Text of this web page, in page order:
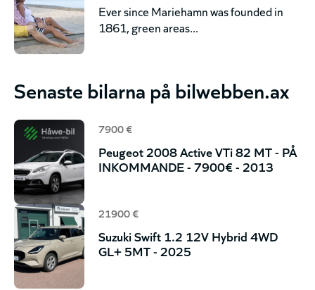
Ever since Mariehamn was founded in
1861, green areas...
Senaste bilarna på bilwebben.ax
7900 €
Peugeot 2008 Active VTi 82 MT - PÅ
INKOMMANDE - 7900€ - 2013
21900 €
Suzuki Swift 1.2 12V Hybrid 4WD
GL+ 5MT - 2025